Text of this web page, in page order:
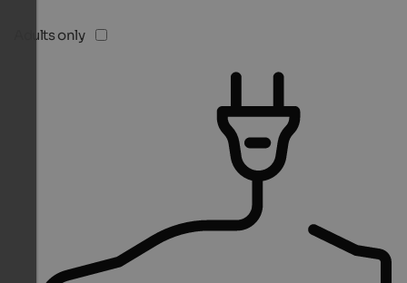
Adults only